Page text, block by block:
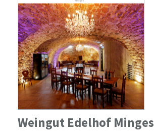
Weingut Edelhof Minges